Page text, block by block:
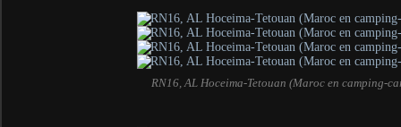
RN16, AL Hoceima-Tetouan (Maroc en camping-